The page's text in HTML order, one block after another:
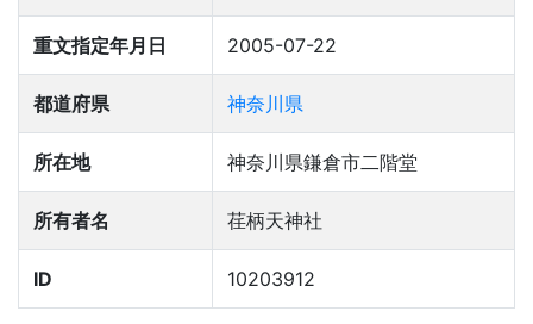
重文指定年月日 2005-07-22
都道府県 神奈川県
所在地 神奈川県鎌倉市二階堂
所有者名 荏柄天神社
ID 10203912